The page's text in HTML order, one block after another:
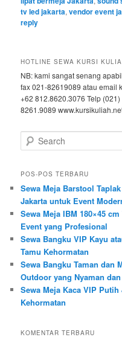
tv led jakarta,vendor event
reply
HOTLINE SEWA KURSI
NB: kami sangat senang
fax 021-82619089 atau email
+62 812.8620.3076 Telp
8261.9089
Search
POS-POS TERBARU
Sewa Meja Barstool
Jakarta untuk Event
Sewa Meja IBM 180×45
Event yang Profesional
Sewa Bangku VIP Kayu
Tamu Kehormatan
Sewa Bangku Taman dan
Outdoor yang Nyaman
Sewa Meja Kaca VIP
Kehormatan
KOMENTAR TERBARU